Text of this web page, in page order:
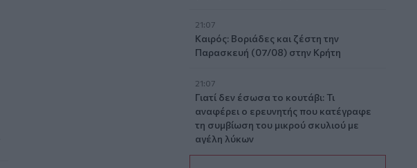
21:07
Καιρός: Βοριάδες και ζέστη την
Παρασκευή (07/08) στην Κρήτη
21:07
Γιατί δεν έσωσα το κουτάβι: Τι
αναφέρει ο ερευνητής που κατέγραφε
τη συμβίωση του μικρού σκυλιού με
αγέλη λύκων